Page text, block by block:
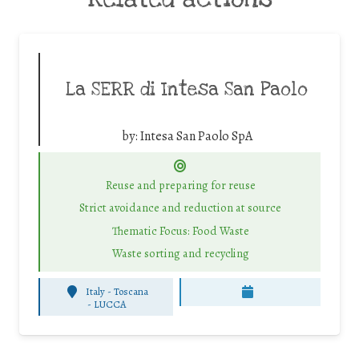
La SERR di Intesa San Paolo
by:Intesa San Paolo SpA
Reuse and preparing for reuse
Strict avoidance and reduction at source
Thematic Focus: Food Waste
Waste sorting and recycling
Italy - Toscana
- LUCCA